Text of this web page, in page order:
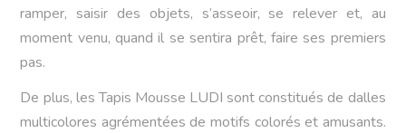
ramper, saisir des objets, s’asseoir, se relever et, au
moment venu, quand il se sentira prêt, faire ses premiers
pas.
De plus, les Tapis Mousse LUDI sont constitués de dalles
multicolores agrémentées de motifs colorés et amusants.